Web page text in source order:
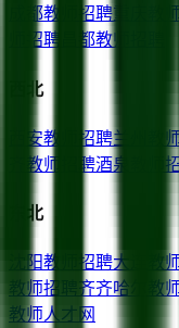
成都教师招聘重庆 教
师招聘
昌都教师招聘
西北
西安教师招聘兰州 教
教师招聘酒泉 教师
东北
沈阳教师招聘大连 教
教师招聘
齐齐哈尔
教
教师人才网